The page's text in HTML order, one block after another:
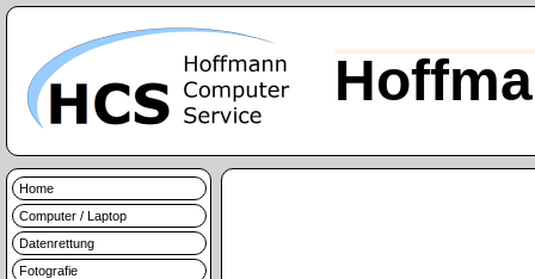
Home
Computer / Laptop
Datenrettung
Fotografie